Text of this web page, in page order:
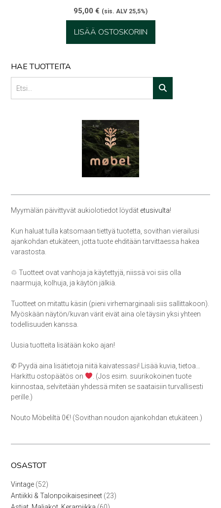
95,00 € (sis. ALV 25,5%)
LISÄÄ OSTOSKORIIN
HAE TUOTTEITA
Myymälän päivittyvät aukiolotiedot löydät etusivulta!
Kun haluat tulla katsomaan tiettyä tuotetta, sovithan vierailusi
ajankohdan etukäteen, jotta tuote ehditään tarvittaessa hakea
varastosta.
♲ Tuotteet ovat vanhoja ja käytettyjä, niissä voi siis olla
naarmuja, kolhuja, ja käytön jälkiä.
Tuotteet on mitattu käsin (pieni virhemarginaali siis sallittakoon).
Myöskään näytön/kuvan värit eivät aina ole täysin yksi yhteen
todellisuuden kanssa.
Uusia tuotteita lisätään koko ajan!
✆ Pyydä aina lisätietoja niitä kaivatessasi! Lisää kuvia, tietoa…
Harkittu ostopäätös on
. (Jos esim. suurikokoinen tuote
kiinnostaa, selvitetään yhdessä miten se saataisiin turvallisesti
perille.)
Nouto Möbeliltä 0€! (Sovithan noudon ajankohdan etukäteen.)
OSASTOT
Vintage 5252
tuotetta
Antiikki & Talonpoikaisesineet 2323